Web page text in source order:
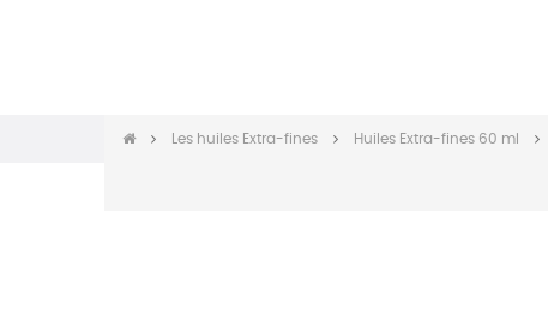
Les huiles Extra-fines Huiles Extra-fines 60 ml